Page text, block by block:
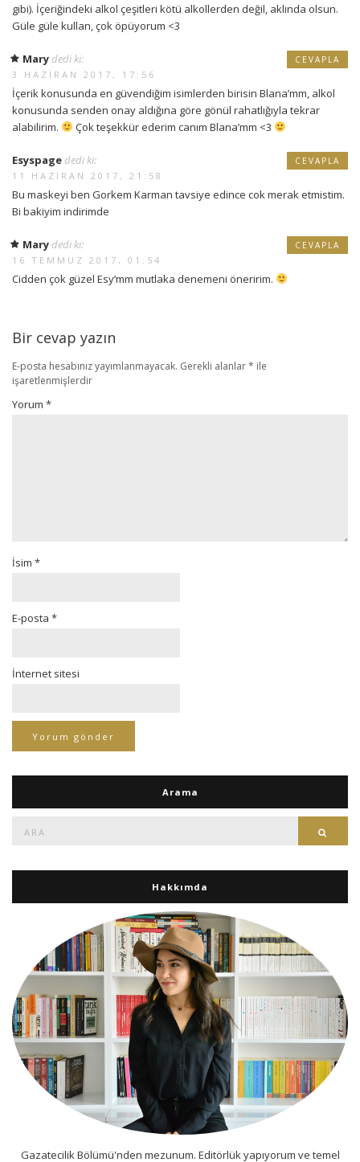
gibi). İçeriğindeki alkol çeşitleri kötü alkollerden değil, aklında olsun.
Güle güle kullan, çok öpüyorum <3
Mary dedi ki:
3 HAZIRAN 2017, 17:56
İçerik konusunda en güvendiğim isimlerden birisin Blana’mm, alkol
konusunda senden onay aldığına göre gönül rahatlığıyla tekrar
alabilirim.
Çok teşekkür ederim canım Blana’mm <3
CEVAPLA
Esyspage dedi ki:
11 HAZIRAN 2017, 21:58
Bu maskeyi ben Gorkem Karman tavsiye edince cok merak etmistim.
Bi bakiyim indirimde
CEVAPLA
Mary dedi ki:
16 TEMMUZ 2017, 01:54
Cidden çok güzel Esy’mm mutlaka denemeni öneririm.
CEVAPLA
Bir cevap yazın
E-posta hesabınız yayımlanmayacak. Gerekli alanlar* ile
işaretlenmişlerdir
Yorum *
İsim *
E-posta *
İnternet sitesi
Arama
Hakkımda
Gazatecilik Bölümü'nden mezunum. Editörlük yapıyorum ve temel